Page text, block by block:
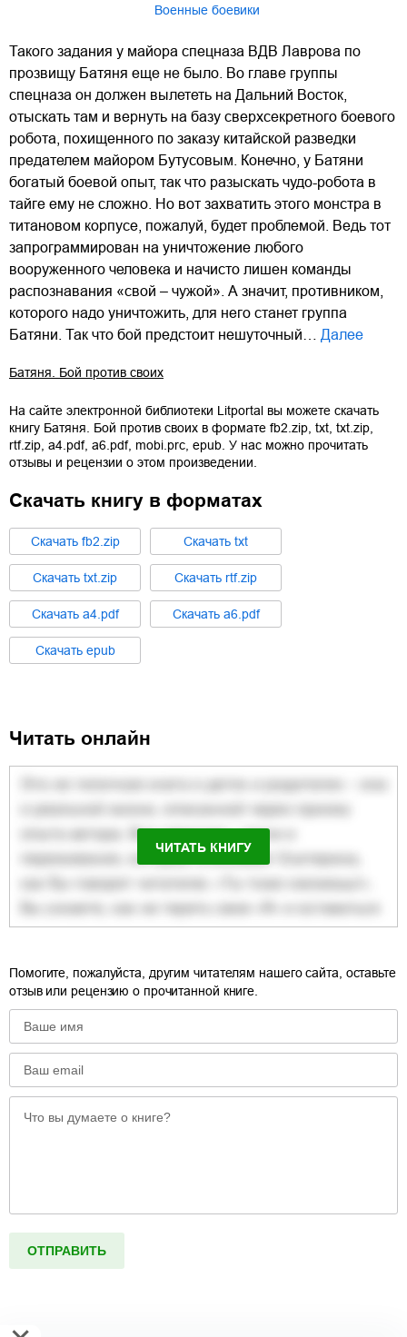
военные боевики
Такого задания у майора спецназа ВДВ Лаврова по
прозвищу Батяня еще не было. Во главе группы
спецназа он должен вылететь на Дальний Восток,
отыскать там и вернуть на базу сверхсекретного боевого
робота, похищенного по заказу китайской разведки
предателем майором Бутусовым. Конечно, у Батяни
богатый боевой опыт, так что разыскать чудо-робота в
тайге ему не сложно. Но вот захватить этого монстра в
титановом корпусе, пожалуй, будет проблемой. Ведь тот
запрограммирован на уничтожение любого
вооруженного человека и начисто лишен команды
распознавания «свой – чужой». А значит, противником,
которого надо уничтожить, для него станет группа
Батяни. Так что бой предстоит нешуточный…
Далее
Батяня. Бой против своих
На сайте электронной библиотеки Litportal вы можете скачать
книгу Батяня. Бой против своих в формате fb2.zip txt txt.zip
rtf.zip a4.pdf, a6.pdf, mobi.prc epub . У нас можно прочитать
отзывы и рецензии о этом произведении.
Скачать книгу в форматах
Cкачать fb2.zip Cкачать txt
Cкачать txt.zip Cкачать rtf.zip
Cкачать a4.pdf Cкачать a6.pdf
Cкачать epub
Читать онлайн
ЧИТАТЬ КНИГУ
Помогите, пожалуйста, другим читателям нашего сайта, оставьте
отзыв или рецензию о прочитанной книге.